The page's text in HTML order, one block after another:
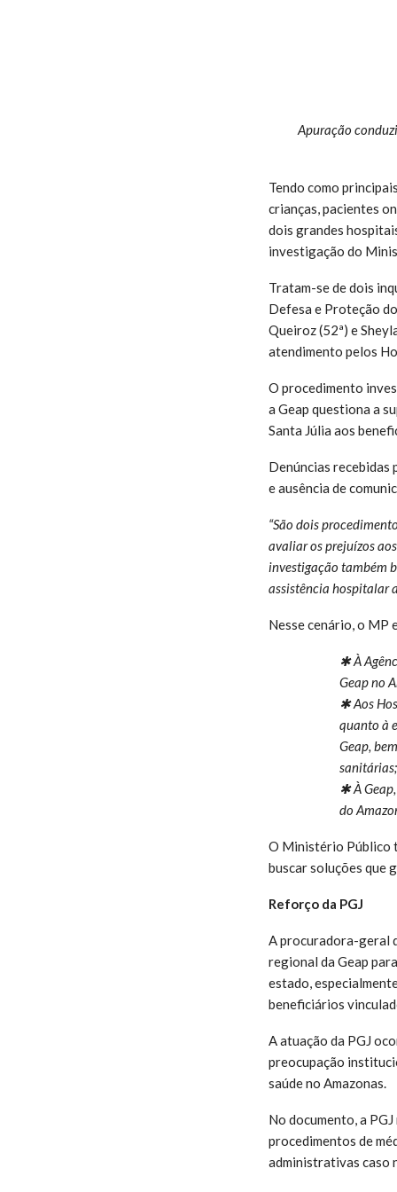
Apuração
Tendo como
crianças, pacientes
dois grandes
investigação do
Tratam-se de dois
Defesa e Proteção
Queiroz (52ª) e
atendimento pelos
O procedimento
a Geap questiona a
Santa Júlia aos
Denúncias recebidas
e ausência de
“São dois
avaliar os prejuízos
investigação também
assistência hospitalar
Nesse cenário, o MP
✱ À
Geap no
✱ Aos
quanto à
Geap,
sanitárias;
✱ À
do
O Ministério Público
buscar soluções que
Reforço da PGJ
A procuradora-geral
regional da Geap
estado,
beneficiários
A atuação da PGJ
preocupação
saúde no Amazonas.
No documento, a
procedimentos de
administrativas caso